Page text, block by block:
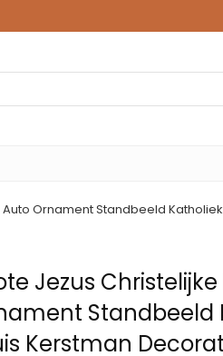
Ornament Standbeeld
Jezus
Standbeeld
Kerstman